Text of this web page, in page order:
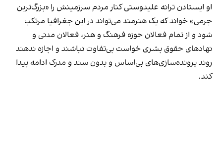
او ایستادن ترانه علیدوستی کنار مردم سرزمینش را «بزرگ‌ترین
جرمی»‌ خواند که یک هنرمند می‌تواند در این جغرافیا مرتکب
شود و از تمام فعالان حوزه فرهنگ و هنر، فعالان مدنی و
نهادهای حقوق بشری خواست بی‌تفاوت نباشند و اجازه ندهند
روند پرونده‌سازی‌های بی‌اساس و بدون سند و مدرک ادامه پیدا
کند.